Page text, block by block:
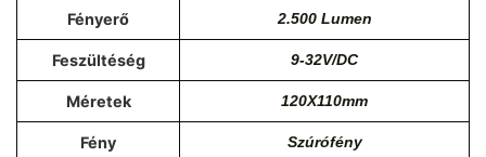
Fényerő 2.500 Lumen
Feszültéség 9-32V/DC
Méretek 120X110mm
Fény Szúrófény